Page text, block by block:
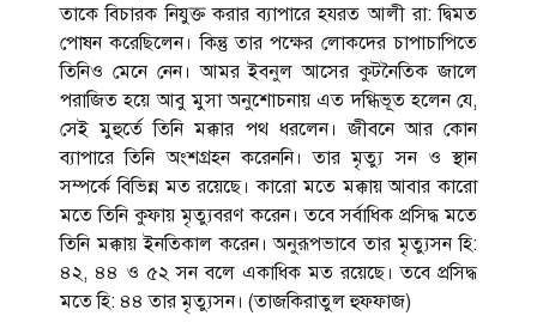
তাকে বিচারক নিযুক্ত করার ব্যাপারে হযরত আলী রা: দ্বিমত
পোষন করেছিলেন। কিন্তু তার পক্ষের লোকদের চাপাচাপিতে
তিনিও মেনে নেন। আমর ইবনুল আসের কুটনৈতিক জালে
পরাজিত হয়ে আবু মুসা অনুশোচনায় এত দগ্ধিভূত হলেন যে,
সেই মুহুর্তে তিনি মক্কার পথ ধরলেন। জীবনে আর কোন
ব্যাপারে তিনি অংশগ্রহন করেননি। তার মৃত্যু সন ও স্থান
সম্পর্কে বিভিন্ন মত রয়েছে। কারো মতে মক্কায় আবার কারো
মতে তিনি কুফায় মৃত্যুবরণ করেন। তবে সর্বাধিক প্রসিদ্ধ মতে
তিনি মক্কায় ইনতিকাল করেন। অনুরূপভাবে তার মৃত্যুসন হি:
৪২, ৪৪ ও ৫২ সন বলে একাধিক মত রয়েছে। তবে প্রসিদ্ধ
মতে হি: ৪৪ তার মৃত্যুসন। (তাজকিরাতুল হুফফাজ)